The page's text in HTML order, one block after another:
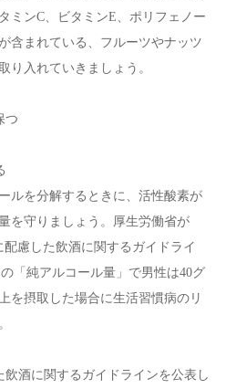
ミンC、ビタミンE、ポリフェノー
含まれている、フルーツやナッツ
り入れていきましょう。
つ
ルを分解するときに、活性酸素が
を守りましょう。厚生労働省が
慮した飲酒に関するガイドライ
「純アルコール量」で男性は40グ
を摂取した場合に生活習慣病のリ
酒に関するガイドラインを公表し